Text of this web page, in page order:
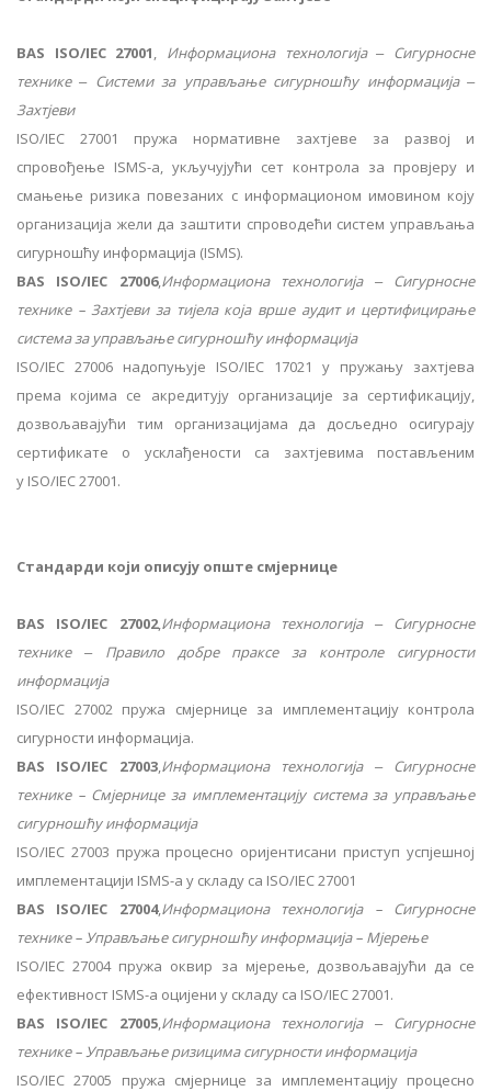
BAS ISO/IEC 27001, Информациона технологија ‒ Сигурносне
технике ‒ Системи за управљање сигурношћу информација ‒
Захтјеви
ISO/IEC 27001 пружа нормативне захтјеве за развој и
спровођење ISMS-а, укључујући сет контрола за провјеру и
смањење ризика повезаних с информационом имовином коју
организација жели да заштити спроводећи систем управљања
сигурношћу информација (ISMS).
BAS ISO/IEC 27006,Информациона технологија ‒ Сигурносне
технике – Захтјеви за тијела која врше аудит и цертифицирање
система за управљање сигурношћу информација
ISO/IEC 27006 надопуњује ISO/IEC 17021 у пружању захтјева
према којима се акредитују организације за сертификацију,
дозвољавајући тим организацијама да досљедно осигурају
сертификате о усклађености са захтјевима постављеним
у ISO/IEC 27001.
Стандарди који описују опште смјернице
BAS ISO/IEC 27002,Информациона технологија ‒ Сигурносне
технике ‒ Правило добре праксе за контроле сигурности
информација
ISO/IEC 27002 пружа смјернице за имплементацију контрола
сигурности информација.
BAS ISO/IEC 27003,Информациона технологија ‒ Сигурносне
технике – Смјернице за имплементацију система за управљање
сигурношћу информација
ISO/IEC 27003 пружа процесно оријентисани приступ успјешној
имплементацији ISMS-а у складу са ISO/IEC 27001
BAS ISO/IEC 27004,Информациона технологија – Сигурносне
технике – Управљање сигурношћу информација – Мјерење
ISO/IEC 27004 пружа оквир за мјерење, дозвољавајући да се
ефективност ISMS-а оцијени у складу са ISO/IEC 27001.
BAS ISO/IEC 27005,Информациона технологија ‒ Сигурносне
технике – Управљање ризицима сигурности информација
ISO/IEC 27005 пружа смјернице за имплементацију процесно